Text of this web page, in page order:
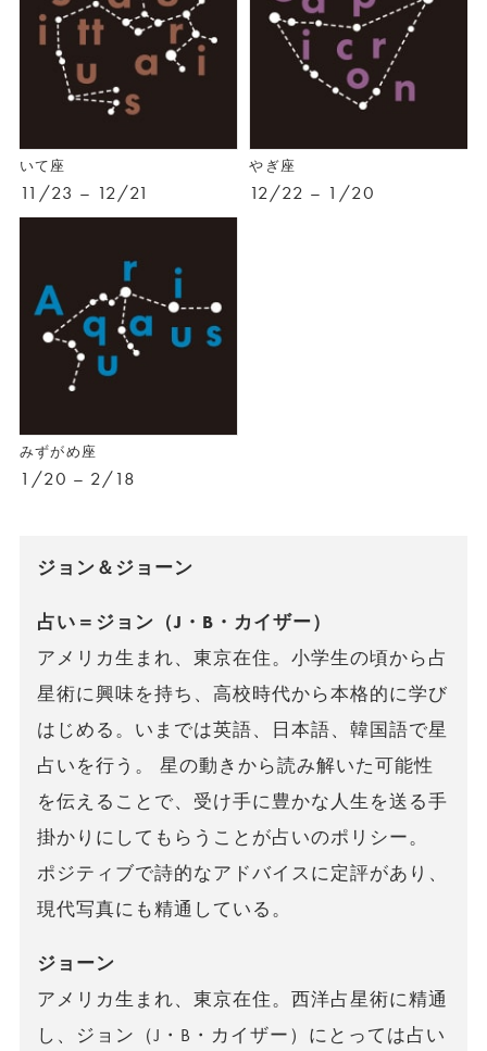
いて座
11/23 – 12/21
やぎ座
12/22 – 1/20
みずがめ座
1/20 – 2/18
ジョン＆ジョーン
占い＝ジョン（J・B・カイザー）
アメリカ生まれ、東京在住。小学生の頃から占
星術に興味を持ち、高校時代から本格的に学び
はじめる。いまでは英語、日本語、韓国語で星
占いを行う。 星の動きから読み解いた可能性
を伝えることで、受け手に豊かな人生を送る手
掛かりにしてもらうことが占いのポリシー。
ポジティブで詩的なアドバイスに定評があり、
現代写真にも精通している。
ジョーン
アメリカ生まれ、東京在住。西洋占星術に精通
し、ジョン（J・B・カイザー）にとっては占い